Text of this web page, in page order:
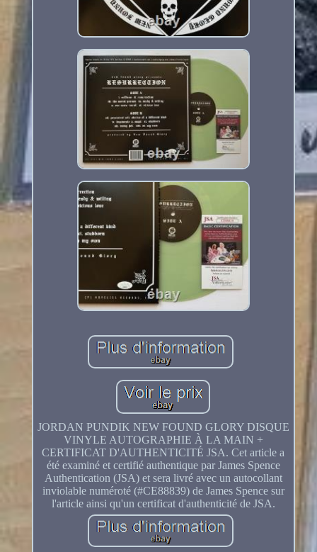
JORDAN PUNDIK NEW FOUND GLORY DISQUE
VINYLE AUTOGRAPHIE À LA MAIN +
CERTIFICAT D'AUTHENTICITÉ JSA. Cet article a
été examiné et certifié authentique par James Spence
Authentication (JSA) et sera livré avec un autocollant
inviolable numéroté (#CE88839) de James Spence sur
l'article ainsi qu'un certificat d'authenticité de JSA.